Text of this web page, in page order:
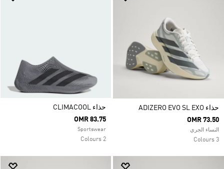
حذاء ADIZERO EVO SL EXO
OMR 73.50
النساء الجري
3 Colours
حذاء CLIMACOOL
OMR 83.75
Sportswear
2 Colours